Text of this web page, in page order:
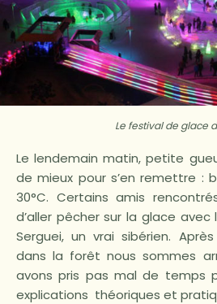
Le festival de glace
Le lendemain matin, petite
de mieux pour s’en remettre :
30°C. Certains amis
d’aller pêcher sur la glace avec
Serguei, un vrai sibérien.
dans la forêt nous sommes
avons pris pas mal de temps
explications théoriques et